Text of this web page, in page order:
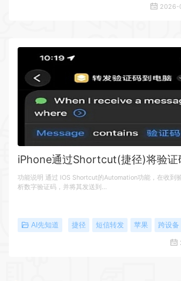
2026-
功能说明 通过 IOS Shortcut的Automation功能，在收到
析数字验证码，并将其发送到…
AI先知道 捷径 短信转发 苹果 跨设备